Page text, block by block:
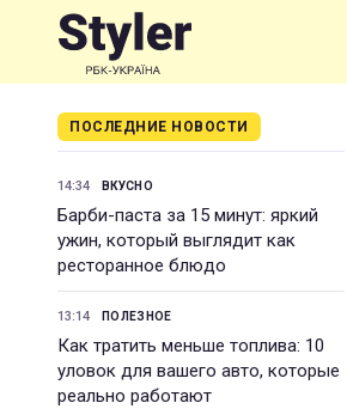
ПОСЛЕДНИЕ НОВОСТИ
14:34 ВКУСНО
Барби-паста за 15 минут: яркий
ужин, который выглядит как
ресторанное блюдо
13:14 ПОЛЕЗНОЕ
Как тратить меньше топлива: 10
уловок для вашего авто, которые
реально работают